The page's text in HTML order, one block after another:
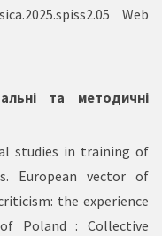
Web
та методичні
studies in training of
European vector of
the experience
Poland : Collective